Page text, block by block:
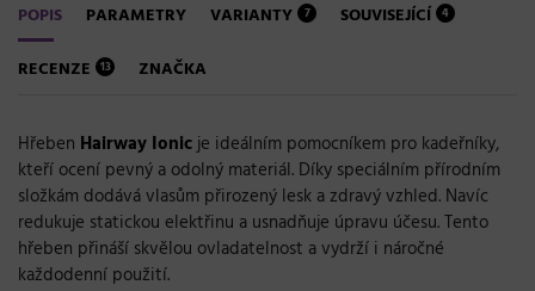
POPIS PARAMETRY VARIANTY 7 SOUVISEJÍCÍ 4
RECENZE 13 ZNAČKA
Hřeben Hairway Ionicje ideálním pomocníkem pro kadeřníky,
kteří ocení pevný a odolný materiál. Díky speciálním přírodním
složkám dodává vlasům přirozený lesk a zdravý vzhled. Navíc
redukuje statickou elektřinu a usnadňuje úpravu účesu. Tento
hřeben přináší skvělou ovladatelnost a vydrží i náročné
každodenní použití.